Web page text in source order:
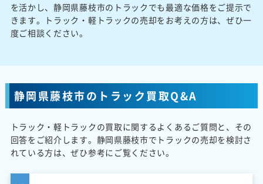
を活かし、静岡県藤枝市のトラックでも最適な価格をご提示で
きます。トラック・軽トラックの売却をお考えの方は、ぜひ一
度ご相談ください。
静岡県藤枝市のトラック買取Q&A
トラック・軽トラックの買取に関するよくあるご質問と、その
回答をご紹介します。静岡県藤枝市でトラックの売却を検討さ
れている方は、ぜひ参考にご覧ください。